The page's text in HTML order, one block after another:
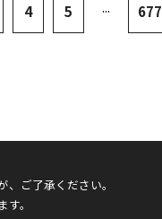
4 5 ... 677
ご了承ください。
。